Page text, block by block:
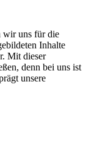
wir uns für die
Inhalte
Mit dieser
denn bei uns ist
unsere